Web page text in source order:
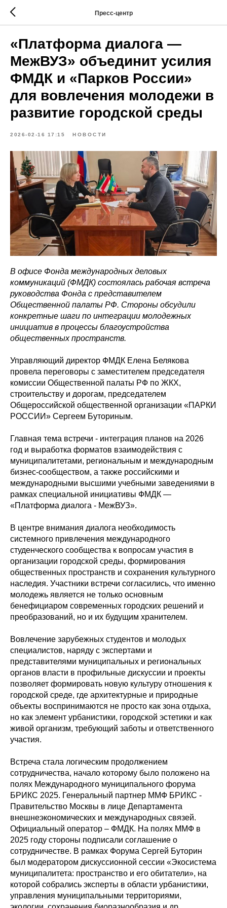
Пресс-центр
«Платформа диалога —
МежВУЗ» объединит усилия
ФМДК и «Парков России»
для вовлечения молодежи в
развитие городской среды
2026-02-16 17:15 НОВОСТИ
В офисе Фонда международных деловых
коммуникаций (ФМДК) состоялась рабочая встреча
руководства Фонда с представителем
Общественной палаты РФ. Стороны обсудили
конкретные шаги по интеграции молодежных
инициатив в процессы благоустройства
общественных пространств.
Управляющий директор ФМДК Елена Белякова
провела переговоры с заместителем председателя
комиссии Общественной палаты РФ по ЖКХ,
строительству и дорогам, председателем
Общероссийской общественной организации «ПАРКИ
РОССИИ» Сергеем Буториным.
Главная тема встречи - интеграция планов на 2026
год и выработка форматов взаимодействия с
муниципалитетами, региональным и международным
бизнес-сообществом, а также российскими и
международными высшими учебными заведениями в
рамках специальной инициативы ФМДК —
«Платформа диалога - МежВУЗ».
В центре внимания диалога необходимость
системного привлечения международного
студенческого сообщества к вопросам участия в
организации городской среды, формирования
общественных пространств и сохранения культурного
наследия. Участники встречи согласились, что именно
молодежь является не только основным
бенефициаром современных городских решений и
преобразований, но и их будущим хранителем.
Вовлечение зарубежных студентов и молодых
специалистов, наряду с экспертами и
представителями муниципальных и региональных
органов власти в профильные дискуссии и проекты
позволяет формировать новую культуру отношения к
городской среде, где архитектурные и природные
объекты воспринимаются не просто как зона отдыха,
но как элемент урбанистики, городской эстетики и как
живой организм, требующий заботы и ответственного
участия.
Встреча стала логическим продолжением
сотрудничества, начало которому было положено на
полях Международного муниципального форума
БРИКС 2025. Генеральный партнер ММФ БРИКС -
Правительство Москвы в лице Департамента
внешнеэкономических и международных связей.
Официальный оператор – ФМДК. На полях ММФ в
2025 году стороны подписали соглашение о
сотрудничестве. В рамках Форума Сергей Буторин
был модератором дискуссионной сессии «Экосистема
муниципалитета: пространство и его обитатели», на
которой собрались эксперты в области урбанистики,
управления муниципальными территориями,